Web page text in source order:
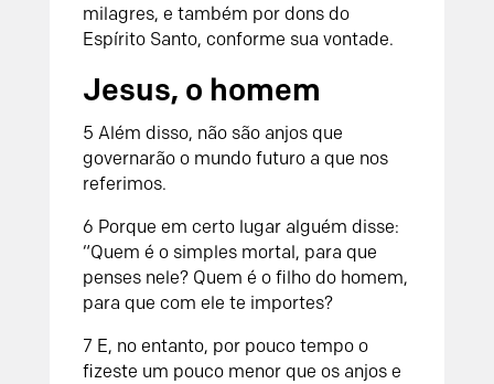
milagres, e também por dons do
Espírito Santo, conforme sua vontade.
Jesus, o homem
5 Além disso, não são anjos que
governarão o mundo futuro a que nos
referimos.
6 Porque em certo lugar alguém disse:
“Quem é o simples mortal, para que
penses nele? Quem é o filho do homem,
para que com ele te importes?
7 E, no entanto, por pouco tempo o
fizeste um pouco menor que os anjos e